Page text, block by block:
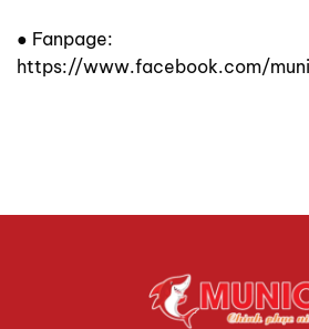
● Fanpage:
https://www.facebook.com/